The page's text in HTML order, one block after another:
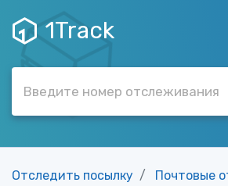
1Track
Отследить посылку
Почтовые